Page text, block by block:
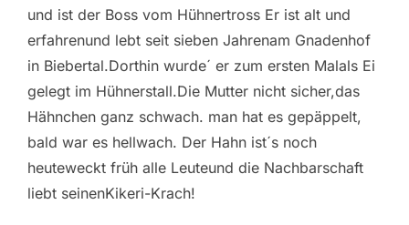
und ist der Boss vom Hühnertross Er ist alt und
erfahrenund lebt seit sieben Jahrenam Gnadenhof
in Biebertal.Dorthin wurde´ er zum ersten Malals Ei
gelegt im Hühnerstall.Die Mutter nicht sicher,das
Hähnchen ganz schwach. man hat es gepäppelt,
bald war es hellwach. Der Hahn ist´s noch
heuteweckt früh alle Leuteund die Nachbarschaft
liebt seinenKikeri-Krach!